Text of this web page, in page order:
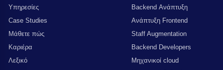
Υπηρεσίες
Case Studies
Μάθετε πώς
Καριέρα
Λεξικό
Backend Ανάπτυξη
Ανάπτυξη Frontend
Staff Augmentation
Backend Developers
Μηχανικοί cloud